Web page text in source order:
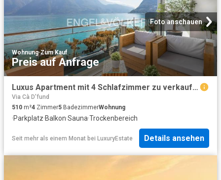
Foto anschauen
Wohnung·Zum Kauf
Preis auf Anfrage
Luxus Apartment mit 4 Schlafzimmer zu verkaufen in Lugano, Schweiz
Via Cà D'fund
510 m²4 Zimmer5 BadezimmerWohnung
·Parkplatz·Balkon·Sauna·Trockenbereich
Seit mehr als einem Monat bei LuxuryEstate Details ansehen